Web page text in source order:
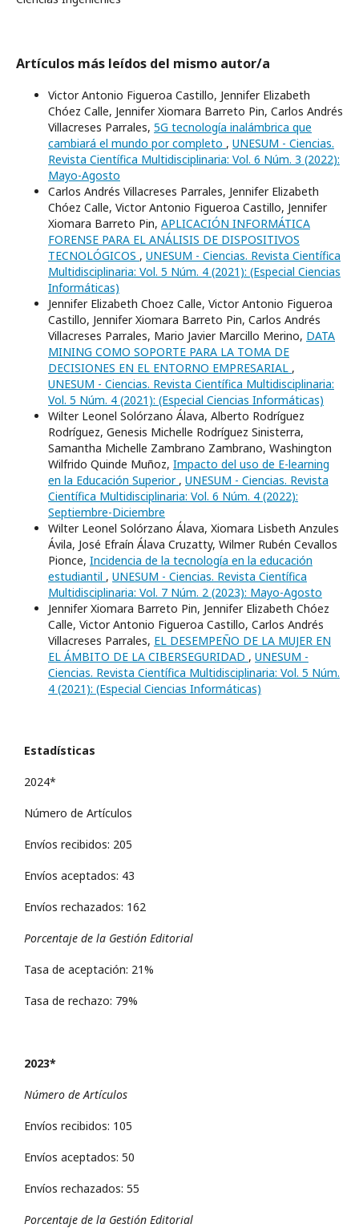
Artículos más leídos del mismo autor/a
Victor Antonio Figueroa Castillo, Jennifer Elizabeth
Chóez Calle, Jennifer Xiomara Barreto Pin, Carlos Andrés
Villacreses Parrales, 5G tecnología inalámbrica que
cambiará el mundo por completo , UNESUM - Ciencias.
Revista Científica Multidisciplinaria: Vol. 6 Núm. 3 (2022):
Mayo-Agosto
Carlos Andrés Villacreses Parrales, Jennifer Elizabeth
Chóez Calle, Victor Antonio Figueroa Castillo, Jennifer
Xiomara Barreto Pin, APLICACIÓN INFORMÁTICA
FORENSE PARA EL ANÁLISIS DE DISPOSITIVOS
TECNOLÓGICOS , UNESUM - Ciencias. Revista Científica
Multidisciplinaria: Vol. 5 Núm. 4 (2021): (Especial Ciencias
Informáticas)
Jennifer Elizabeth Choez Calle, Victor Antonio Figueroa
Castillo, Jennifer Xiomara Barreto Pin, Carlos Andrés
Villacreses Parrales, Mario Javier Marcillo Merino, DATA
MINING COMO SOPORTE PARA LA TOMA DE
DECISIONES EN EL ENTORNO EMPRESARIAL ,
UNESUM - Ciencias. Revista Científica Multidisciplinaria:
Vol. 5 Núm. 4 (2021): (Especial Ciencias Informáticas)
Wilter Leonel Solórzano Álava, Alberto Rodríguez
Rodríguez, Genesis Michelle Rodríguez Sinisterra,
Samantha Michelle Zambrano Zambrano, Washington
Wilfrido Quinde Muñoz, Impacto del uso de E-learning
en la Educación Superior , UNESUM - Ciencias. Revista
Científica Multidisciplinaria: Vol. 6 Núm. 4 (2022):
Septiembre-Diciembre
Wilter Leonel Solórzano Álava, Xiomara Lisbeth Anzules
Ávila, José Efraín Álava Cruzatty, Wilmer Rubén Cevallos
Pionce, Incidencia de la tecnología en la educación
estudiantil , UNESUM - Ciencias. Revista Científica
Multidisciplinaria: Vol. 7 Núm. 2 (2023): Mayo-Agosto
Jennifer Xiomara Barreto Pin, Jennifer Elizabeth Chóez
Calle, Victor Antonio Figueroa Castillo, Carlos Andrés
Villacreses Parrales, EL DESEMPEÑO DE LA MUJER EN
EL ÁMBITO DE LA CIBERSEGURIDAD , UNESUM -
Ciencias. Revista Científica Multidisciplinaria: Vol. 5 Núm.
4 (2021): (Especial Ciencias Informáticas)
Estadísticas
2024*
Número de Artículos
Envíos recibidos: 205
Envíos aceptados: 43
Envíos rechazados: 162
Porcentaje de la Gestión Editorial
Tasa de aceptación: 21%
Tasa de rechazo: 79%
2023*
Número de Artículos
Envíos recibidos: 105
Envíos aceptados: 50
Envíos rechazados: 55
Porcentaje de la Gestión Editorial